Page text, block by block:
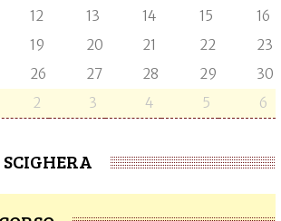
12 13 14 15
16
19 20 21 22
23
26 27 28 29
30
2 3 4 5 6